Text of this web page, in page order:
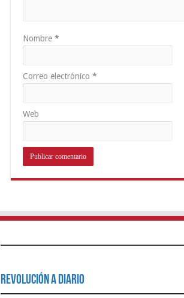
Nombre *
Correo electrónico *
Web
Revolución a Diario